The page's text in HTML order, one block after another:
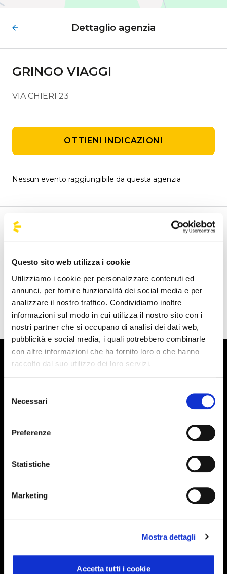
Questo sito web utilizza i cookie
Utilizziamo i cookie per personalizzare contenuti ed
annunci, per fornire funzionalità dei social media e per
analizzare il nostro traffico. Condividiamo inoltre
informazioni sul modo in cui utilizza il nostro sito con i
nostri partner che si occupano di analisi dei dati web,
pubblicità e social media, i quali potrebbero combinarle
con altre informazioni che ha fornito loro o che hanno
raccolto dal suo utilizzo dei loro servizi.
delNecessari
Preferenze
Statistiche
Marketing
Mostra dettagli
Accetta tutti i cookie
Dettaglio agenzia
GRINGO VIAGGI
VIA CHIERI 23
OTTIENI INDICAZIONI
Nessun evento raggiungibile da questa agenzia
Benvenuto nella pagina delle agenzie ufficiali di
BusForFun, per trovare rapidamente le agenzie che fanno
tutto il territorio italiano e anche da alcune parti d'Europa
come Spagna, Francia e Germania, BusForFun ti offre un
servizio unico, ovunque tu sia.
can cancel your subscription at any time